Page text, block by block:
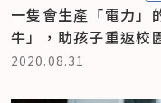
一隻會生產「電力」
牛」，助孩子重返校
2020.08.31